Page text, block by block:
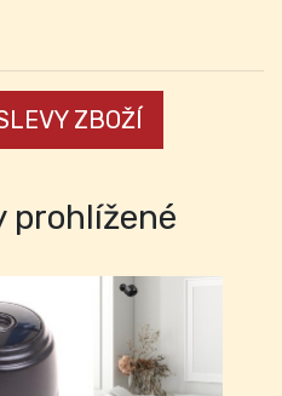
ZBOŽÍ
prohlížené